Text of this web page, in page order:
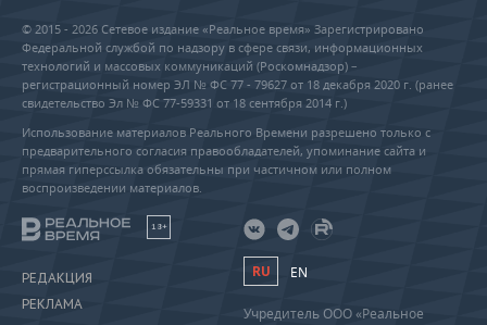
© 2015 - 2026 Сетевое издание «Реальное время» Зарегистрировано
Федеральной службой по надзору в сфере связи, информационных
технологий и массовых коммуникаций (Роскомнадзор) –
регистрационный номер ЭЛ № ФС 77 - 79627 от 18 декабря 2020 г. (ранее
свидетельство Эл № ФС 77-59331 от 18 сентября 2014 г.)
Использование материалов Реального Времени разрешено только с
предварительного согласия правообладателей, упоминание сайта и
прямая гиперссылка обязательны при частичном или полном
воспроизведении материалов.
18+
РЕДАКЦИЯ
РЕКЛАМА
RU EN
Учредитель ООО «Реальное